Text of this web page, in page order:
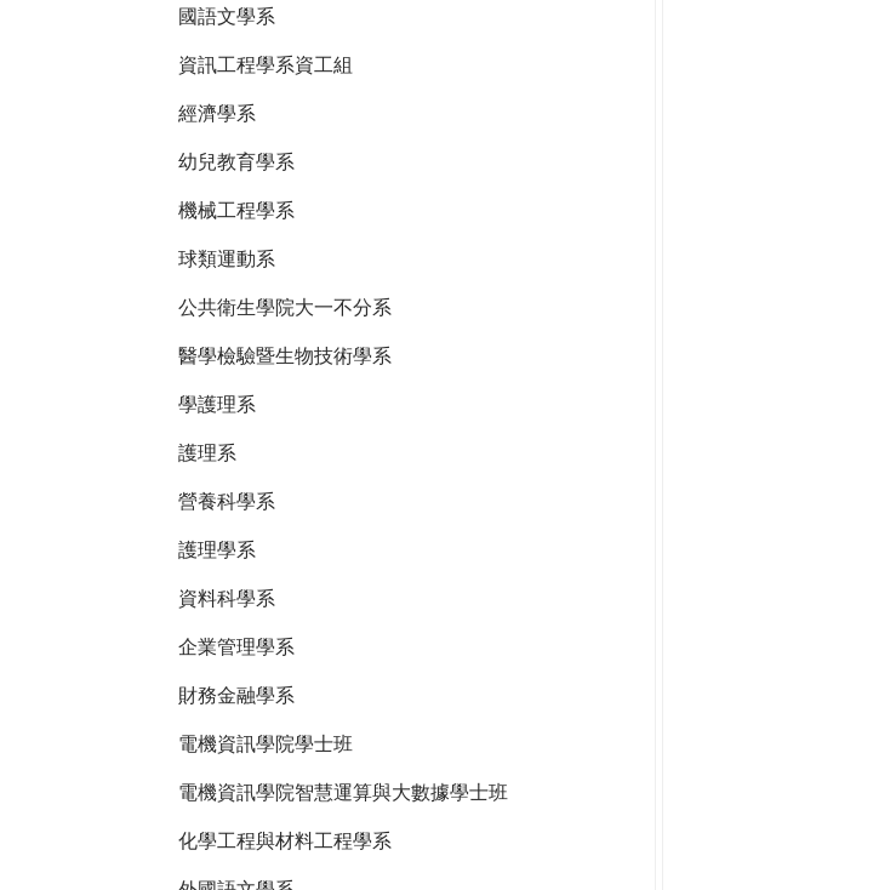
國語文學系
資訊工程學系資工組
經濟學系
幼兒教育學系
機械工程學系
球類運動系
公共衛生學院大一不分系
醫學檢驗暨生物技術學系
學護理系
護理系
營養科學系
護理學系
資料科學系
企業管理學系
財務金融學系
電機資訊學院學士班
電機資訊學院智慧運算與大數據學士班
化學工程與材料工程學系